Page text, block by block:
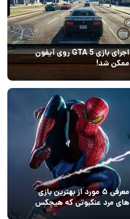
اجرای بازی GTA 5 روی آیفون
ممکن شد!
معرفی ۵ مورد از بهترین بازی
های مرد عنکبوتی که هیچکس